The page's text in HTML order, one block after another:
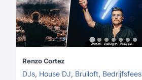
Renzo Cortez
DJs, House DJ, Bruiloft,